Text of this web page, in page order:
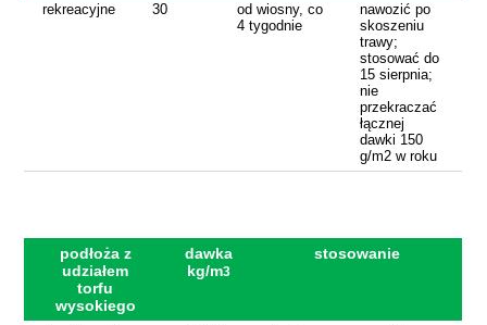
rekreacyjne 30
od wiosny, co
4 tygodnie
nawozić po
skoszeniu
trawy;
stosować do
15 sierpnia;
nie
przekraczać
łącznej
dawki 150
g/m2 w roku
podłoża z
udziałem
torfu
wysokiego
dawka
kg/m3
stosowanie